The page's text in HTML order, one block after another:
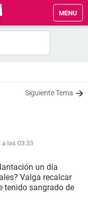
MENU
Siguiente Tema
a las 03:33
un día
Valga recalcar
tenido sangrado de